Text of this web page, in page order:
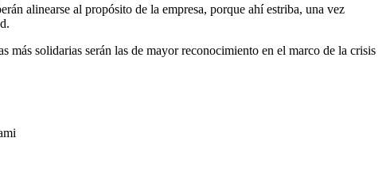
alinearse al propósito de la empresa, porque ahí estriba, una vez
solidarias serán las de mayor reconocimiento en el marco de la crisis